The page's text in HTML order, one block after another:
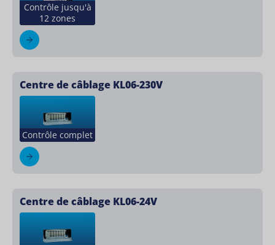
Contrôle jusqu'à
12 zones
Centre de câblage KL06-230V
Contrôle complet
Centre de câblage KL06-24V